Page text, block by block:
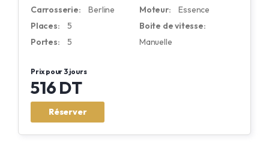
Carrosserie:
Berline
Places:
5
Portes:
5
Moteur:
Essence
Boite de vitesse:
Manuelle
Prix pour 3 jours
516 DT
Réserver